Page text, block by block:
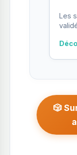
Les
🎲